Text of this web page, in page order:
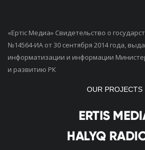
«Ертiс Медиа» Свидетельство о
№14564-ИА от 30 сентября 2014 года,
информатизации и информации
и развитию РК
OUR PROJECTS